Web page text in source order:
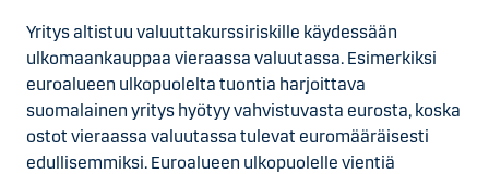
Yritys altistuu valuuttakurssiriskille käydessään
ulkomaankauppaa vieraassa valuutassa. Esimerkiksi
euroalueen ulkopuolelta tuontia harjoittava
suomalainen yritys hyötyy vahvistuvasta eurosta, koska
ostot vieraassa valuutassa tulevat euromääräisesti
edullisemmiksi. Euroalueen ulkopuolelle vientiä